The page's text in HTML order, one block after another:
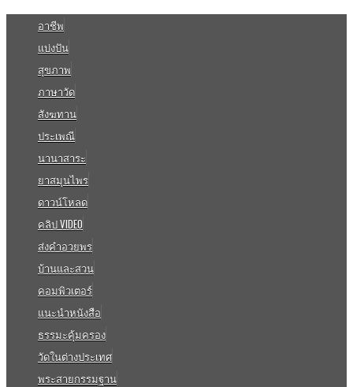
อาชีพ
แบ่งปัน
สุขภาพ
ภาษาวัด
สังฆทาน
ประเพณี
นานาสาระ
ยาสมุนไพร
ดาวน์โหลด
คลิป VIDEO
ส่งคำอวยพร
บ้านและสวน
คอมพิวเตอร์
แนะนำหนังสือ
ธรรมะคุ้มครอง
วัดในต่างประเทศ
พระสายกรรมฐาน